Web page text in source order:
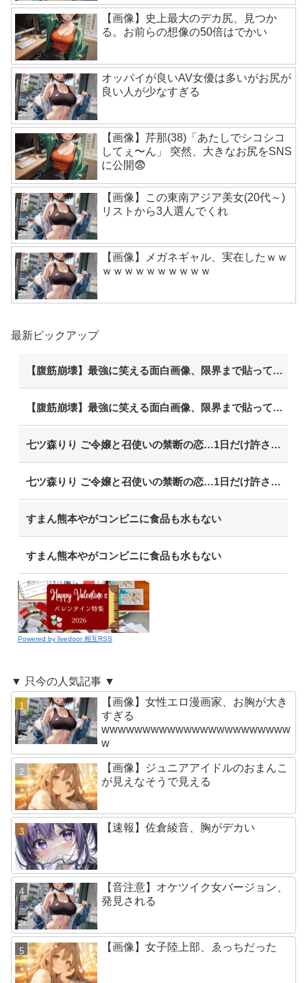
【画像】史上最大のデカ尻、見つか
る。お前らの想像の50倍はでかい
オッパイが良いAV女優は多いがお尻が
良い人が少なすぎる
【画像】芹那(38)「あたしでシコシコ
してぇ〜ん」 突然、大きなお尻をSNS
に公開😨
【画像】この東南アジア美女(20代～)
リストから3人選んでくれ
【画像】メガネギャル、実在したｗｗ
ｗｗｗｗｗｗｗｗｗｗ
最新ピックアップ
【腹筋崩壊】最強に笑える面白画像、限界まで貼っていけｗｗｗ
【腹筋崩壊】最強に笑える面白画像、限界まで貼っていけｗｗｗ
七ツ森りり ご令嬢と召使いの禁断の恋…1日だけ許された夫婦としての時間をひたすら愛し合う。
七ツ森りり ご令嬢と召使いの禁断の恋…1日だけ許された夫婦としての時間をひたすら愛し合う。
すまん熊本やがコンビニに食品も水もない
すまん熊本やがコンビニに食品も水もない
Powered by livedoor 相互RSS
▼ 只今の人気記事 ▼
【画像】女性エロ漫画家、お胸が大き
すぎる
wwwwwwwwwwwwwwwwwwwwwww
w
【画像】ジュニアアイドルのおまんこ
が見えなそうで見える
【速報】佐倉綾音、胸がデカい
【音注意】オケツイク女バージョン、
発見される
【画像】女子陸上部、ゑっちだった